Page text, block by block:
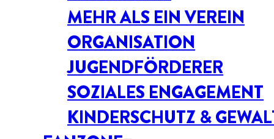
MEHR ALS EIN VEREIN
ORGANISATION
JUGENDFÖRDERER
SOZIALES ENGAGEMENT
KINDERSCHUTZ &